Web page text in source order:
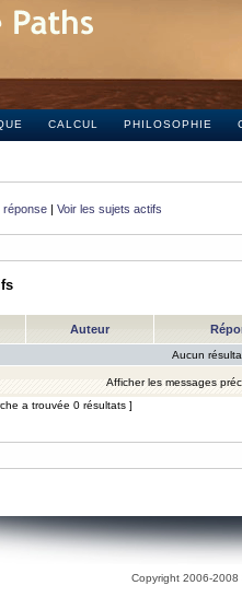
CALCUL PHILOSOPHIE
réponse | Voir les sujets actifs
Auteur
Aucun
Afficher les messages
a trouvée 0 résultats ]
Copyright 2006-2008